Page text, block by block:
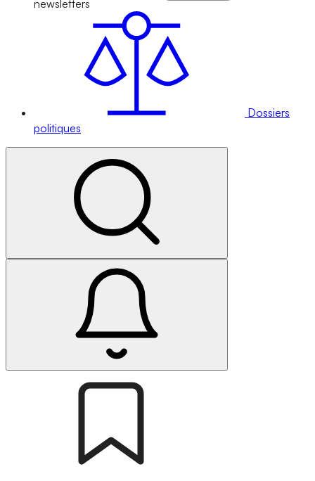
newsletters
Dossiers
politiques